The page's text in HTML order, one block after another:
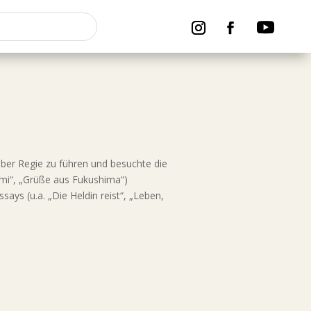
Regie zu führen und besuchte die
„Grüße aus Fukushima“)
(u.a. „Die Heldin reist“, „Leben,